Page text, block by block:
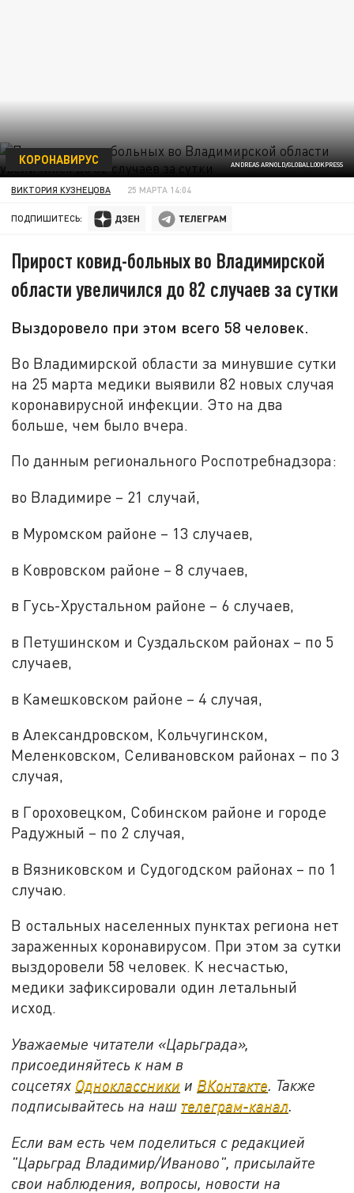
ANDREAS ARNOLD/GLOBALLOOKPRESS
КОРОНАВИРУС
ВИКТОРИЯ КУЗНЕЦОВА 25 МАРТА 14:04
ПОДПИШИТЕСЬ:
Прирост ковид-больных во Владимирской
области увеличился до 82 случаев за сутки
Выздоровело при этом всего 58 человек.
Во Владимирской области за минувшие сутки
на 25 марта медики выявили 82 новых случая
коронавирусной инфекции. Это на два
больше, чем было вчера.
По данным регионального Роспотребнадзора:
во Владимире – 21 случай,
в Муромском районе – 13 случаев,
в Ковровском районе – 8 случаев,
в Гусь-Хрустальном районе – 6 случаев,
в Петушинском и Суздальском районах – по 5
случаев,
в Камешковском районе – 4 случая,
в Александровском, Кольчугинском,
Меленковском, Селивановском районах – по 3
случая,
в Гороховецком, Собинском районе и городе
Радужный – по 2 случая,
в Вязниковском и Судогодском районах – по 1
случаю.
В остальных населенных пунктах региона нет
зараженных коронавирусом. При этом за сутки
выздоровели 58 человек. К несчастью,
медики зафиксировали один летальный
исход.
Уважаемые читатели «Царьграда»,
присоединяйтесь к нам в
соцсетях Одноклассники и ВКонтакте. Также
подписывайтесь на наш телеграм-канал.
Если вам есть чем поделиться с редакцией
"Царьград Владимир/Иваново", присылайте
свои наблюдения, вопросы, новости на